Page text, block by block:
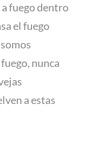
a fuego dentro
el fuego
nunca
a estas